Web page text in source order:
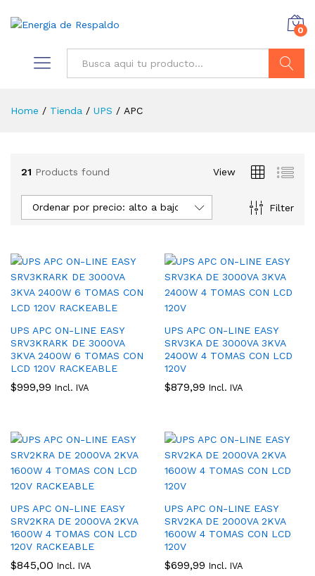
0
Home / Tienda / UPS / APC
21 Products found View
Filter
Ordenar por precio: alto a bajo
UPS APC ON-LINE EASY
SRV3KRARK DE 3000VA
3KVA 2400W 6 TOMAS CON
LCD 120V RACKEABLE
$999,99 Incl. IVA
UPS APC ON-LINE EASY
SRV3KA DE 3000VA 3KVA
2400W 4 TOMAS CON LCD
120V
$879,99 Incl. IVA
UPS APC ON-LINE EASY
SRV2KRA DE 2000VA 2KVA
1600W 4 TOMAS CON LCD
120V RACKEABLE
$845,00 Incl. IVA
UPS APC ON-LINE EASY
SRV2KA DE 2000VA 2KVA
1600W 4 TOMAS CON LCD
120V
$699,99 Incl. IVA